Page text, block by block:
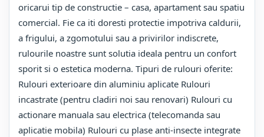
oricarui tip de constructie – casa, apartament sau spatiu
comercial. Fie ca iti doresti protectie impotriva caldurii,
a frigului, a zgomotului sau a privirilor indiscrete,
rulourile noastre sunt solutia ideala pentru un confort
sporit si o estetica moderna. Tipuri de rulouri oferite:
Rulouri exterioare din aluminiu aplicate Rulouri
incastrate (pentru cladiri noi sau renovari) Rulouri cu
actionare manuala sau electrica (telecomanda sau
aplicatie mobila) Rulouri cu plase anti-insecte integrate